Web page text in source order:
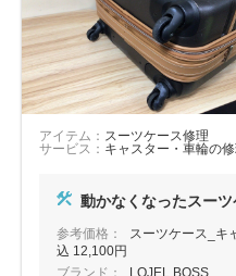
アイテム： スーツケース修理
サービス： キャスター・車輪の
動かなくなったスー
参考価格：
スーツケース_
込 12,100円
ブランド：
LOJEL BOSS